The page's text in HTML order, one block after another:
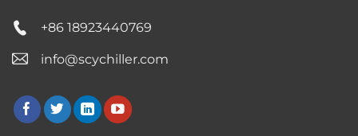
+86 18923440769
info@scychiller.com